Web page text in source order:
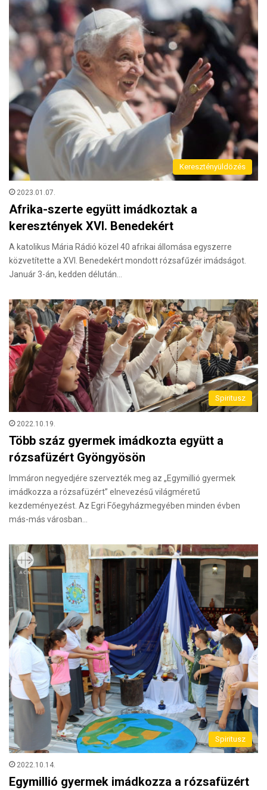
Keresztényüldözés
2023.01.07.
Afrika-szerte együtt imádkoztak a
keresztények XVI. Benedekért
A katolikus Mária Rádió közel 40 afrikai állomása egyszerre
közvetítette a XVI. Benedekért mondott rózsafűzér imádságot.
Január 3-án, kedden délután…
Spiritusz
2022.10.19.
Több száz gyermek imádkozta együtt a
rózsafüzért Gyöngyösön
Immáron negyedjére szervezték meg az „Egymillió gyermek
imádkozza a rózsafüzért” elnevezésű világméretű
kezdeményezést. Az Egri Főegyházmegyében minden évben
más-más városban…
Spiritusz
2022.10.14.
Egymillió gyermek imádkozza a rózsafüzért